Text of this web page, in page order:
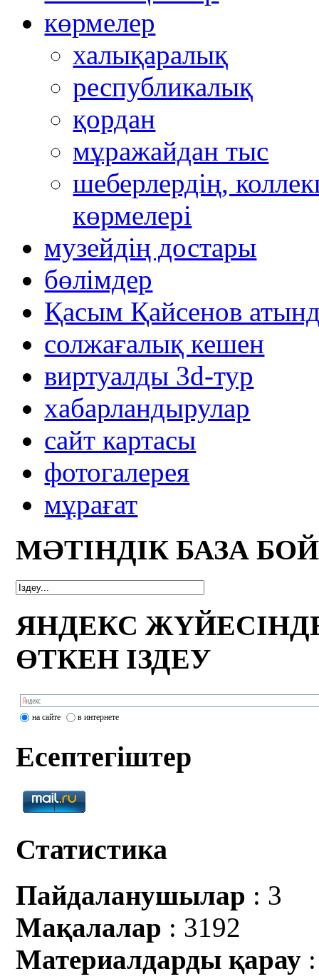
көрмелер
халықаралық
республикалық
қордан
мұражайдан тыс
шеберлердің,
көрмелері
музейдің достары
бөлімдер
Қасым Қайсенов
солжағалық кешен
виртуалды 3d-тур
xабарландырулар
сайт картасы
фотогалерея
мұрағат
МӘТІНДІК БАЗА
ЯНДЕКС
ӨТКЕН ІЗДЕУ
на сайте в интернете
Есептегіштер
Статистика
Пайдаланушылар : 3
Мақалалар : 3192
Материалдарды қарау